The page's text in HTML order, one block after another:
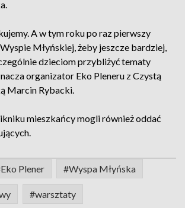
A w tym roku po raz pierwszy
Młyńskiej, żeby jeszcze bardziej,
dzieciom przybliżyć tematy
organizator Eko Pleneru z Czystą
Marcin Rybacki.
mieszkańcy mogli również oddać
Plener #Wyspa Młyńska
#warsztaty